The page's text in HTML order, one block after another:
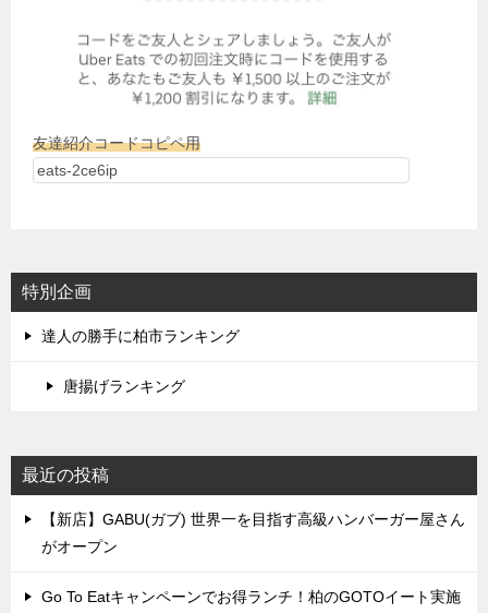
友達紹介コードコピペ用
特別企画
達人の勝手に柏市ランキング
唐揚げランキング
最近の投稿
【新店】GABU(ガブ) 世界一を目指す高級ハンバーガー屋さん
がオープン
Go To Eatキャンペーンでお得ランチ！柏のGOTOイート実施